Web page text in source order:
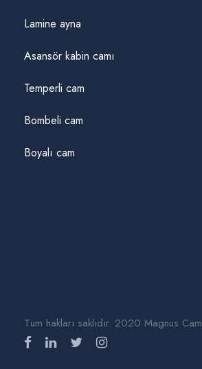
Lamine ayna
Asansör kabin camı
Temperli cam
Bombeli cam
Boyalı cam
Tüm hakları saklıdır. 2020 Magnus Cam